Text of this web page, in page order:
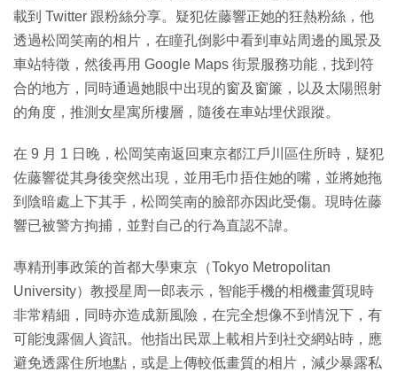
載到 Twitter 跟粉絲分享。疑犯佐藤響正她的狂熱粉絲，他
透過松岡笑南的相片，在瞳孔倒影中看到車站周邊的風景及
車站特徵，然後再用 Google Maps 街景服務功能，找到符
合的地方，同時通過她眼中出現的窗及窗簾，以及太陽照射
的角度，推測女星寓所樓層，隨後在車站埋伏跟蹤。
在 9 月 1 日晚，松岡笑南返回東京都江戶川區住所時，疑犯
佐藤響從其身後突然出現，並用毛巾捂住她的嘴，並將她拖
到陰暗處上下其手，松岡笑南的臉部亦因此受傷。現時佐藤
響已被警方拘捕，並對自己的行為直認不諱。
專精刑事政策的首都大學東京（Tokyo Metropolitan
University）教授星周一郎表示，智能手機的相機畫質現時
非常精細，同時亦造成新風險，在完全想像不到情況下，有
可能洩露個人資訊。他指出民眾上載相片到社交網站時，應
避免透露住所地點，或是上傳較低畫質的相片，減少暴露私